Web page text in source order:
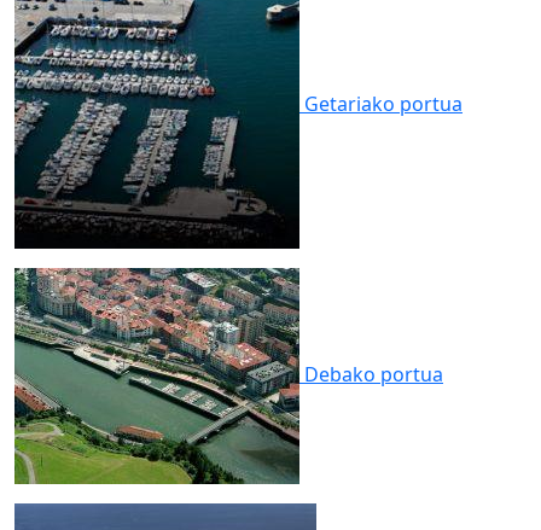
Getariako portua
Debako portua